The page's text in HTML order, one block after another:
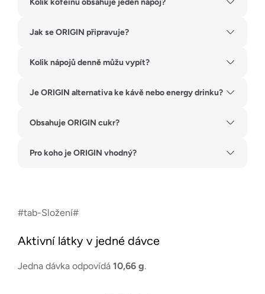
Kolik kofeinu obsahuje jeden nápoj?
Jak se ORIGIN připravuje?
Kolik nápojů denně můžu vypít?
Je ORIGIN alternativa ke kávě nebo energy drinku?
Obsahuje ORIGIN cukr?
Pro koho je ORIGIN vhodný?
#tab-Složení#
Aktivní látky v jedné dávce
Jedna dávka odpovídá 10,66 g.